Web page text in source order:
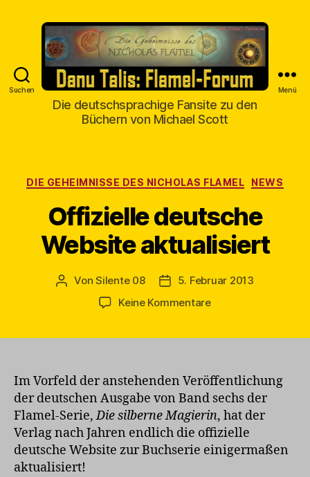
Suchen
Danu
Talis
Die deutschsprachige Fansite zu den
Büchern von Michael Scott
Menü
Kategorien
DIE GEHEIMNISSE DES NICHOLAS FLAMEL NEWS
Offizielle deutsche
Website aktualisiert
Beitragsautor
VonSilente 08 Veröffentlichungsdatum
5. Februar 2013
Keine Kommentarezu
Im Vorfeld der anstehenden Veröffentlichung
der deutschen Ausgabe von Band sechs der
Flamel-Serie,Die silberne Magierin, hat der
Verlag nach Jahren endlich die offizielle
deutsche Website zur Buchserie einigermaßen
aktualisiert!